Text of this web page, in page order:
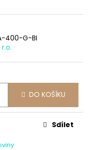
400-G-BI
DO KOŠÍKU
Sdílet